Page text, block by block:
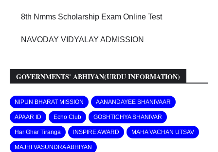
8th Nmms Scholarship Exam Online Test
NAVODAY VIDYALAY ADMISSION
GOVERNMENTS' ABHIYAN(URDU INFORMATION)
NIPUN BHARAT MISSION AANANDAYEE SHANIVAAR
APAAR ID Echo Club GOSHTICHYA SHANIVAR
Har Ghar Tiranga INSPIRE AWARD MAHA VACHAN UTSAV
MAJHI VASUNDRA ABHIYAN